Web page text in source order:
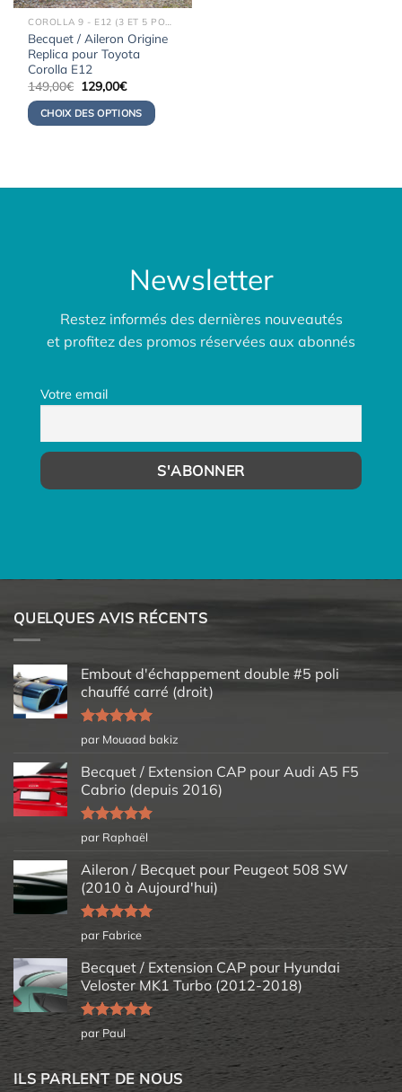
COROLLA 9 - E12 (3 ET 5 PORTES) (2000-2008)
Becquet / Aileron Origine
Replica pour Toyota
Corolla E12
149,00€ Le
initial
était :
129,00€Le
actuel
est :
CHOIX DES OPTIONS
Newsletter
Restez informés des dernières nouveautés
et profitez des promos réservées aux abonnés
Votre email
QUELQUES AVIS RÉCENTS
Embout d'échappement double #5 poli
chauffé carré (droit)
Note5sur
5
par Mouaad bakiz
Becquet / Extension CAP pour Audi A5 F5
Cabrio (depuis 2016)
Note5sur
5
par Raphaël
Aileron / Becquet pour Peugeot 508 SW
(2010 à Aujourd'hui)
Note5sur
5
par Fabrice
Becquet / Extension CAP pour Hyundai
Veloster MK1 Turbo (2012-2018)
Note5sur
5
par Paul
ILS PARLENT DE NOUS